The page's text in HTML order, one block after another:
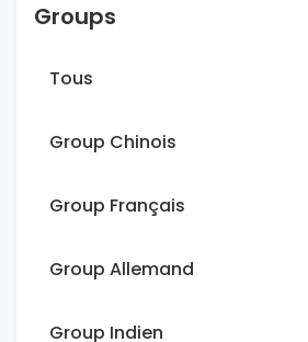
Groups
Tous
Group Chinois
Group Français
Group Allemand
Group Indien